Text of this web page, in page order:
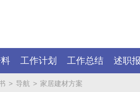
工作计划 工作总结 述职
> 导航 > 家居建材方案